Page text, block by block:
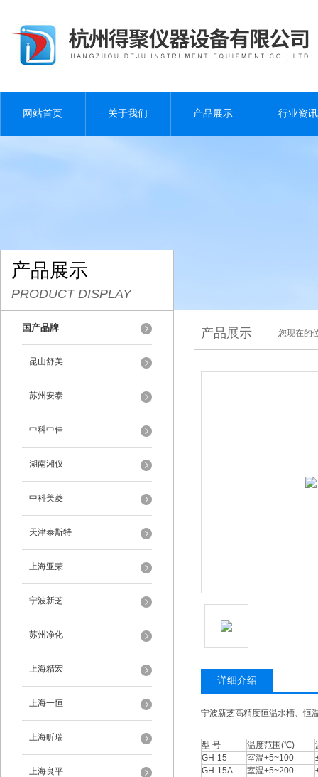
网站首页 关于我们 产品展示 行业资讯
产品展示
PRODUCT DISPLAY
国产品牌
昆山舒美
苏州安泰
中科中佳
湖南湘仪
中科美菱
天津泰斯特
上海亚荣
宁波新芝
苏州净化
上海精宏
上海一恒
上海昕瑞
上海良平
产品展示 您现在的
详细介绍
宁波新芝高精度恒温水槽、恒
型 号 温度范围(℃)
GH-15
室温+5~100
GH-15A
室温+5~200